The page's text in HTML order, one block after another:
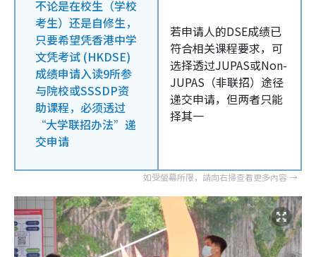
不论是在校生（学校
考生）还是自修生，
只要希望凭香港中学
文凭考试 (HKDSE)
成绩申请入读9所参
与院校或SSSDP资
助课程，必须透过
“大学联招办法”递
交申请
若申请人的DSE成绩已
符合相关课程要求，可
选择透过JUPAS或Non-
JUPAS（非联招）途径
递交申请，但两者只能
择其一